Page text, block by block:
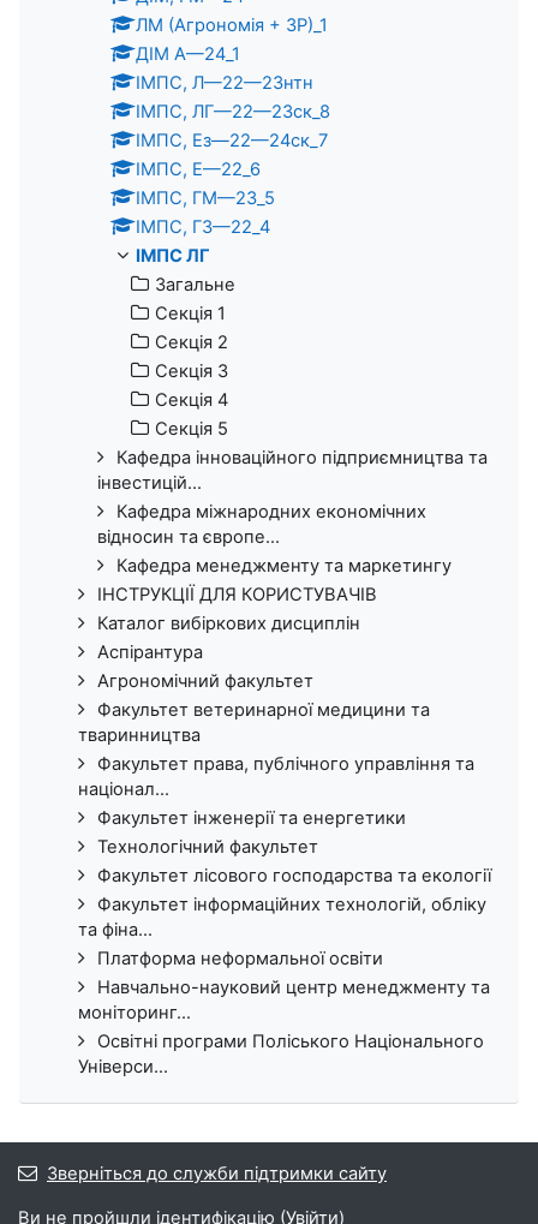
ЛМ (Агрономія + ЗР)_1
ДІМ А—24_1
ІМПС, Л—22—23нтн
ІМПС, ЛГ—22—23ск_8
ІМПС, Ез—22—24ск_7
ІМПС, Е—22_6
ІМПС, ГМ—23_5
ІМПС, ГЗ—22_4
ІМПС ЛГ
Загальне
Секція 1
Секція 2
Секція 3
Секція 4
Секція 5
Кафедра інноваційного підприємництва та
інвестицій...
Кафедра міжнародних економічних
відносин та європе...
Кафедра менеджменту та маркетингу
ІНСТРУКЦІЇ ДЛЯ КОРИСТУВАЧІВ
Каталог вибіркових дисциплін
Аспірантура
Агрономічний факультет
Факультет ветеринарної медицини та
тваринництва
Факультет права, публічного управління та
націонал...
Факультет інженерії та енергетики
Технологічний факультет
Факультет лісового господарства та екології
Факультет інформаційних технологій, обліку
та фіна...
Платформа неформальної освіти
Навчально-науковий центр менеджменту та
моніторинг...
Освітні програми Поліського Національного
Універси...
Зверніться до служби підтримки сайту
Ви не пройшли ідентифікацію (Увійти)